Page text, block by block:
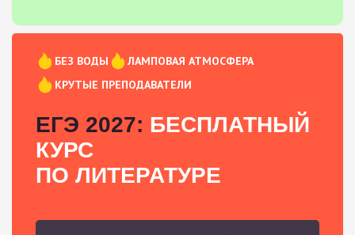
БЕЗ ВОДЫ
ЛАМПОВАЯ АТМОСФЕРА
КРУТЫЕ ПРЕПОДАВАТЕЛИ
ЕГЭ 2027: БЕСПЛАТНЫЙ
КУРС
ПО ЛИТЕРАТУРЕ